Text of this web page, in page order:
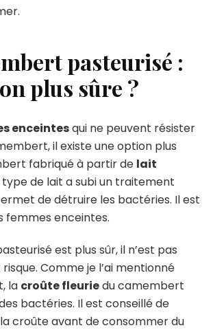
pasteurisé :
plus sûre ?
enceintesqui ne peuvent résister
il existe une option plus
fabriqué à partir de lait
type de lait a subi un traitement
de détruire les bactéries. Il est
femmes enceintes.
est plus sûr, il n’est pas
Comme je l’ai mentionné
la croûte fleuriedu camembert
bactéries. Il est conseillé de
croûte avant de consommer du